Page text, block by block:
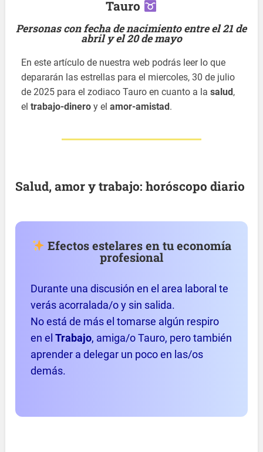
Tauro
Personas con fecha de nacimiento entre el 21 de
abril y el 20 de mayo
En este artículo de nuestra web podrás leer lo que
depararán las estrellas para el miercoles, 30 de julio
de 2025 para el zodiaco Tauro en cuanto a lasalud ,
eltrabajo-dinero y elamor-amistad .
Salud, amor y trabajo: horóscopo diario
Efectos estelares en tu economía
profesional
Durante una discusión en el area laboral te
verás acorralada/o y sin salida.
No está de más el tomarse algún respiro
en elTrabajo, amiga/o Tauro, pero también
aprender a delegar un poco en las/os
demás.